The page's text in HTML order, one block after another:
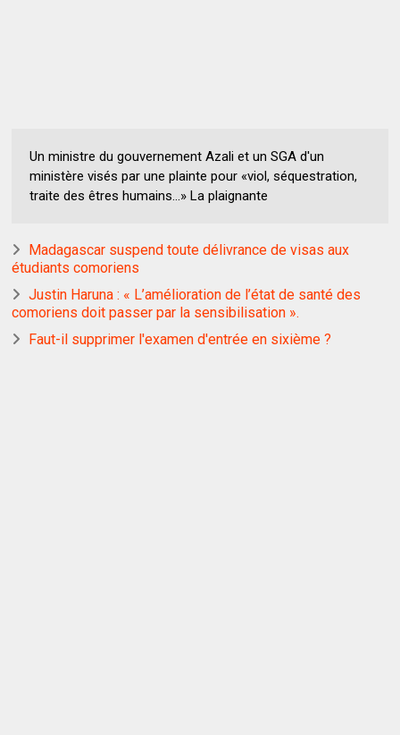
Un ministre du gouvernement Azali et un SGA d'un
ministère visés par une plainte pour «viol, séquestration,
traite des êtres humains...» La plaignante
Madagascar suspend toute délivrance de visas aux
étudiants comoriens
Justin Haruna : « L’amélioration de l’état de santé des
comoriens doit passer par la sensibilisation ».
Faut-il supprimer l'examen d'entrée en sixième ?